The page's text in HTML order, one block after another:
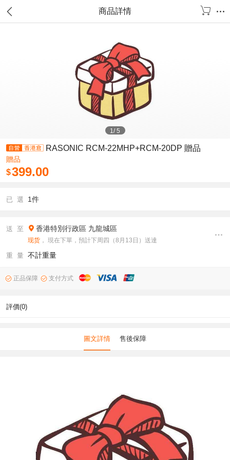
商品詳情
1/5
RASONIC RCM-22MHP+RCM-20DP 贈品
贈品
$399.00
已 選 1件
送 至 香港特別行政區 九龍城區
现货 ， 現在下單，預計下周四（8月13日）送達
重 量 不計重量
正品保障 支付方式
評價(0)
圖文詳情 售後保障